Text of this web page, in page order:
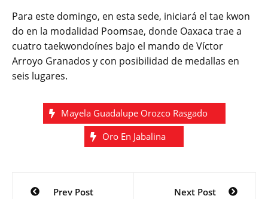
Para este domingo, en esta sede, iniciará el tae kwon
do en la modalidad Poomsae, donde Oaxaca trae a
cuatro taekwondoínes bajo el mando de Víctor
Arroyo Granados y con posibilidad de medallas en
seis lugares.
Mayela Guadalupe Orozco Rasgado
Oro En Jabalina
Navegación
Prev Post Next Post